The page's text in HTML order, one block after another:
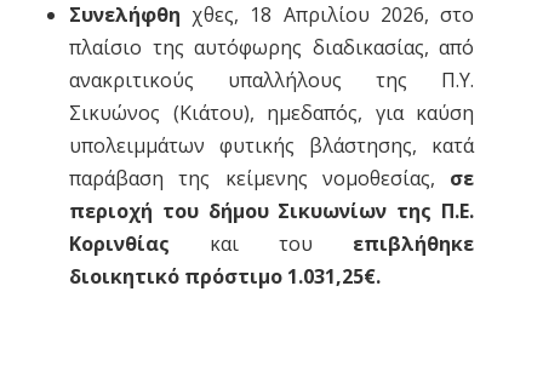
Συνελήφθη χθες, 18 Απριλίου 2026, στο
πλαίσιο της αυτόφωρης διαδικασίας, από
ανακριτικούς υπαλλήλους της Π.Υ.
Σικυώνος (Κιάτου), ημεδαπός, για καύση
υπολειμμάτων φυτικής βλάστησης, κατά
παράβαση της κείμενης νομοθεσίας, σε
περιοχή του δήμου Σικυωνίων της Π.Ε.
Κορινθίας και του επιβλήθηκε
διοικητικό πρόστιμο 1.031,25€.